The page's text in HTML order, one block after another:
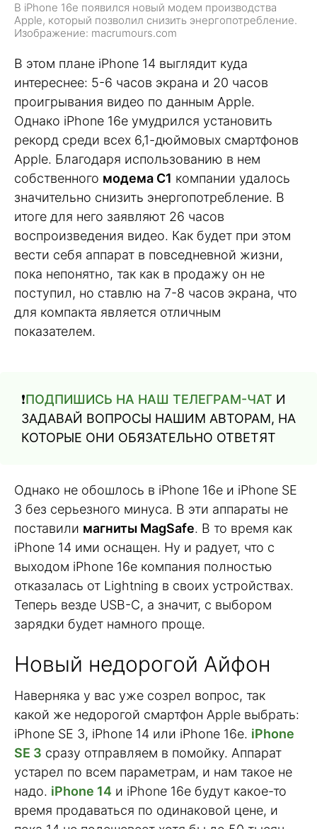
В iPhone 16e появился новый модем производства
Apple, который позволил снизить энергопотребление.
Изображение: macrumours.com
В этом плане iPhone 14 выглядит куда
интереснее: 5-6 часов экрана и 20 часов
проигрывания видео по данным Apple.
Однако iPhone 16e умудрился установить
рекорд среди всех 6,1-дюймовых смартфонов
Apple. Благодаря использованию в нем
собственного модема C1 компании удалось
значительно снизить энергопотребление. В
итоге для него заявляют 26 часов
воспроизведения видео. Как будет при этом
вести себя аппарат в повседневной жизни,
пока непонятно, так как в продажу он не
поступил, но ставлю на 7-8 часов экрана, что
для компакта является отличным
показателем.
❗️ПОДПИШИСЬ НА НАШ ТЕЛЕГРАМ-ЧАТ И
ЗАДАВАЙ ВОПРОСЫ НАШИМ АВТОРАМ, НА
КОТОРЫЕ ОНИ ОБЯЗАТЕЛЬНО ОТВЕТЯТ
Однако не обошлось в iPhone 16e и iPhone SE
3 без серьезного минуса. В эти аппараты не
поставили магниты MagSafe. В то время как
iPhone 14 ими оснащен. Ну и радует, что с
выходом iPhone 16e компания полностью
отказалась от Lightning в своих устройствах.
Теперь везде USB-C, а значит, с выбором
зарядки будет намного проще.
Новый недорогой Айфон
Наверняка у вас уже созрел вопрос, так
какой же недорогой смартфон Apple выбрать:
iPhone SE 3, iPhone 14 или iPhone 16e. iPhone
SE 3 сразу отправляем в помойку. Аппарат
устарел по всем параметрам, и нам такое не
надо. iPhone 14 и iPhone 16e будут какое-то
время продаваться по одинаковой цене, и